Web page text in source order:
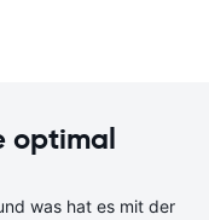
optimal
was hat es mit der